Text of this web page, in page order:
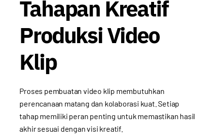
Tahapan Kreatif
Produksi Video
Klip
Proses pembuatan video klip membutuhkan
perencanaan matang dan kolaborasi kuat. Setiap
tahap memiliki peran penting untuk memastikan hasil
akhir sesuai dengan visi kreatif.